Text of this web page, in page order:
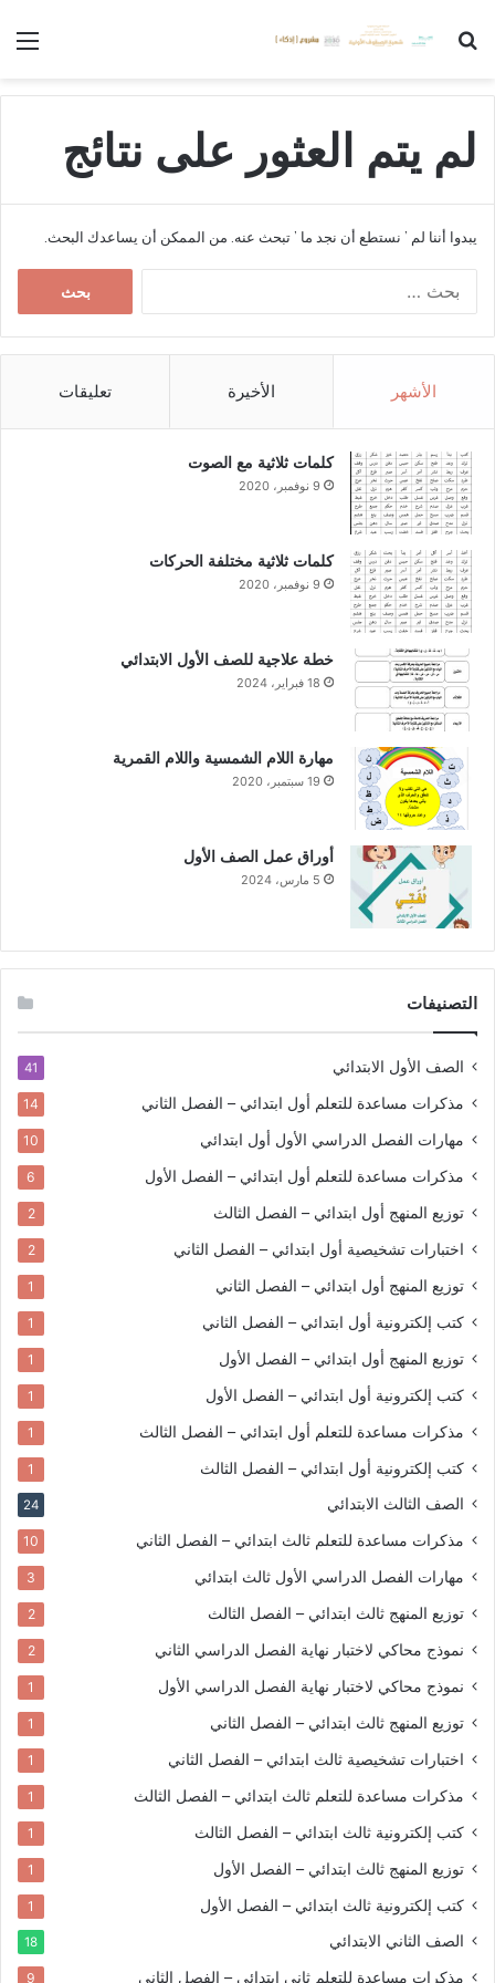
بحث عن
لم يتم العثور على نتائج
يبدوا أننا لم ’ نستطع أن نجد ما ’ تبحث عنه. من الممكن أن يساعدك البحث.
الأشهر الأخيرة تعليقات
كلمات ثلاثية مع الصوت
9 نوفمبر، 2020
كلمات ثلاثية مختلفة الحركات
9 نوفمبر، 2020
خطة علاجية للصف الأول الابتدائي
18 فبراير، 2024
مهارة اللام الشمسية واللام القمرية
19 سبتمبر، 2020
أوراق عمل الصف الأول
5 مارس، 2024
التصنيفات
الصف الأول الابتدائي 41
مذكرات مساعدة للتعلم أول ابتدائي – الفصل الثاني 14
مهارات الفصل الدراسي الأول أول ابتدائي 10
مذكرات مساعدة للتعلم أول ابتدائي – الفصل الأول 6
توزيع المنهج أول ابتدائي – الفصل الثالث 2
اختبارات تشخيصية أول ابتدائي – الفصل الثاني 2
توزيع المنهج أول ابتدائي – الفصل الثاني 1
كتب إلكترونية أول ابتدائي – الفصل الثاني 1
توزيع المنهج أول ابتدائي – الفصل الأول 1
كتب إلكترونية أول ابتدائي – الفصل الأول 1
مذكرات مساعدة للتعلم أول ابتدائي – الفصل الثالث 1
كتب إلكترونية أول ابتدائي – الفصل الثالث 1
الصف الثالث الابتدائي 24
مذكرات مساعدة للتعلم ثالث ابتدائي – الفصل الثاني 10
مهارات الفصل الدراسي الأول ثالث ابتدائي 3
توزيع المنهج ثالث ابتدائي – الفصل الثالث 2
نموذج محاكي لاختبار نهاية الفصل الدراسي الثاني 2
نموذج محاكي لاختبار نهاية الفصل الدراسي الأول 1
توزيع المنهج ثالث ابتدائي – الفصل الثاني 1
اختبارات تشخيصية ثالث ابتدائي – الفصل الثاني 1
مذكرات مساعدة للتعلم ثالث ابتدائي – الفصل الثالث 1
كتب إلكترونية ثالث ابتدائي – الفصل الثالث 1
توزيع المنهج ثالث ابتدائي – الفصل الأول 1
كتب إلكترونية ثالث ابتدائي – الفصل الأول 1
الصف الثاني الابتدائي 18
مذكرات مساعدة للتعلم ثاني ابتدائي – الفصل الثاني 9